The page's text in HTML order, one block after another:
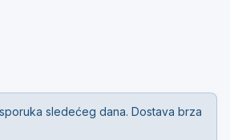
sledećeg dana. Dostava brza